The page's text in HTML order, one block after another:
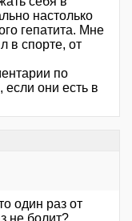
настолько
гепатита. Мне
в спорте, от
по
если они есть в
один раз от
не болит?